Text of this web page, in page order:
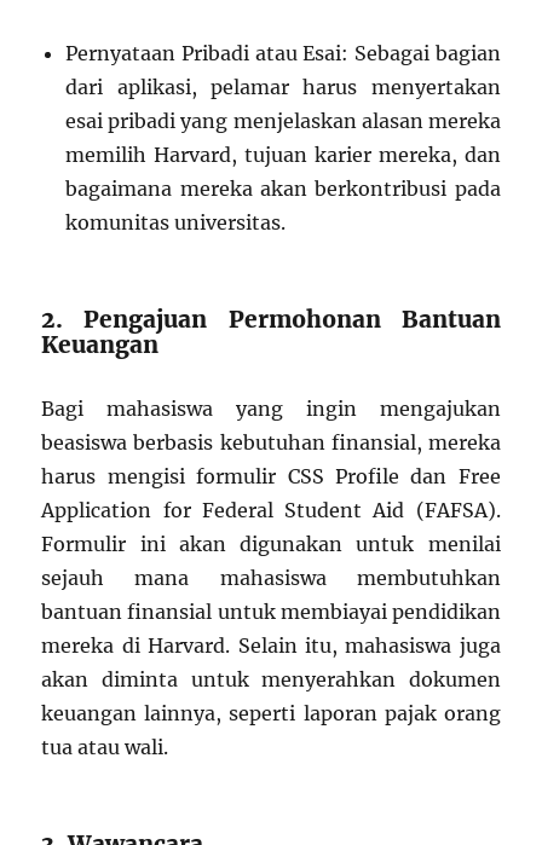
Pernyataan Pribadi atau Esai: Sebagai bagian
dari aplikasi, pelamar harus menyertakan
esai pribadi yang menjelaskan alasan mereka
memilih Harvard, tujuan karier mereka, dan
bagaimana mereka akan berkontribusi pada
komunitas universitas.
2. Pengajuan Permohonan Bantuan
Keuangan
Bagi mahasiswa yang ingin mengajukan
beasiswa berbasis kebutuhan finansial, mereka
harus mengisi formulir CSS Profile dan Free
Application for Federal Student Aid (FAFSA).
Formulir ini akan digunakan untuk menilai
sejauh mana mahasiswa membutuhkan
bantuan finansial untuk membiayai pendidikan
mereka di Harvard. Selain itu, mahasiswa juga
akan diminta untuk menyerahkan dokumen
keuangan lainnya, seperti laporan pajak orang
tua atau wali.